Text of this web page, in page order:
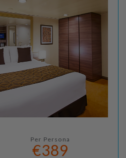
Per Persona
€389